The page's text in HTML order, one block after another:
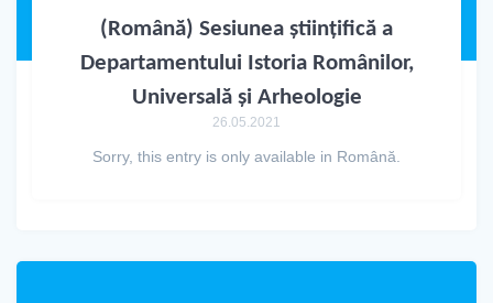
(Română) Sesiunea științifică a
Departamentului Istoria Românilor,
Universală și Arheologie
26.05.2021
Sorry, this entry is only available in Română.